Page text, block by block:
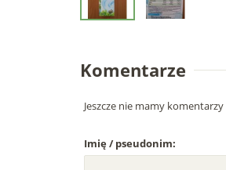
Komentarze
Jeszcze nie mamy
Imię / pseudonim: